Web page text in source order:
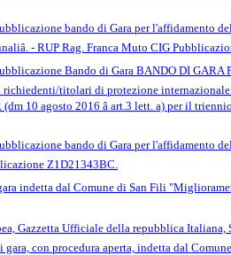
bando di Gara per l'affidamento
- RUP Rag. Franca Muto CIG
Bando di Gara BANDO DI GARA
richiedenti/titolari di protezione
10 agosto 2016 â art.3 lett. a) per il
bando di Gara per l'affidamento
Z1D21343BC.
indetta dal Comune di San Fili
Gazzetta Ufficiale della repubblica
con procedura aperta, indetta dal